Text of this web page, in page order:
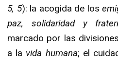
5, 5): la acogida de los
paz, solidaridad y
marcado por las
a la vida humana; el